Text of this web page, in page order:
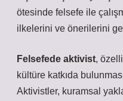
ötesinde felsefe ile
ilkelerini ve önerilerini
Felsefede aktivist,
kültüre katkıda
Aktivistler, kuramsal